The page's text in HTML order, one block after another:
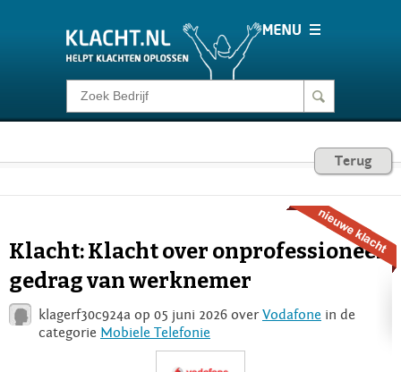
Klacht melden
Consumentenrecht
Voor Bedrijven
Login
Terug
Klacht: Klacht over onprofessioneel
gedrag van werknemer
klagerf30c924a op 05 juni 2026 overVodafone in de
categorie Mobiele Telefonie